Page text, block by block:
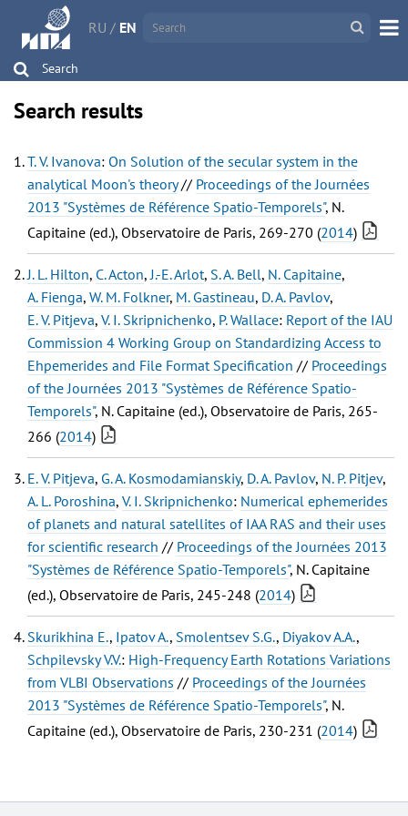
RU / EN
Search
Search results
T. V. Ivanova: On Solution of the secular system in the
analytical Moon's theory// Proceedings of the Journées
2013 "Systèmes de Référence Spatio-Temporels", N.
Capitaine (ed.), Observatoire de Paris, 269-270 (2014)
J. L. Hilton, C. Acton, J.-E. Arlot, S. A. Bell, N. Capitaine,
A. Fienga, W. M. Folkner, M. Gastineau, D. A. Pavlov,
E. V. Pitjeva, V. I. Skripnichenko, P. Wallace: Report of the IAU
Commission 4 Working Group on Standardizing Access to
Ehpemerides and File Format Specification // Proceedings
of the Journées 2013 "Systèmes de Référence Spatio-
Temporels", N. Capitaine (ed.), Observatoire de Paris, 265-
266 (2014)
E. V. Pitjeva, G. A. Kosmodamianskiy, D. A. Pavlov, N. P. Pitjev,
A. L. Poroshina, V. I. Skripnichenko: Numerical ephemerides
of planets and natural satellites of IAA RAS and their uses
for scientific research // Proceedings of the Journées 2013
"Systèmes de Référence Spatio-Temporels", N. Capitaine
(ed.), Observatoire de Paris, 245-248 (2014)
Skurikhina E., Ipatov A., Smolentsev S.G., Diyakov A.A.,
Schpilevsky V.V.: High-Frequency Earth Rotations Variations
from VLBI Observations // Proceedings of the Journées
2013 "Systèmes de Référence Spatio-Temporels", N.
Capitaine (ed.), Observatoire de Paris, 230-231 (2014)